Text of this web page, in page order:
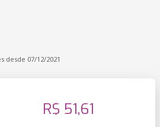
desde 07/12/2021
R$ 51,61